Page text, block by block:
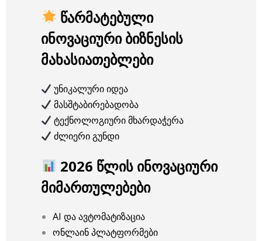
წარმატებული
ინოვაციური ბიზნესის
მახასიათებლები
უნიკალური იდეა
მასშტაბირებადობა
ტექნოლოგიური მხარდაჭერა
ძლიერი გუნდი
2026 წლის ინოვაციური
მიმართულებები
AI და ავტომატიზაცია
ონლაინ პლატფორმები